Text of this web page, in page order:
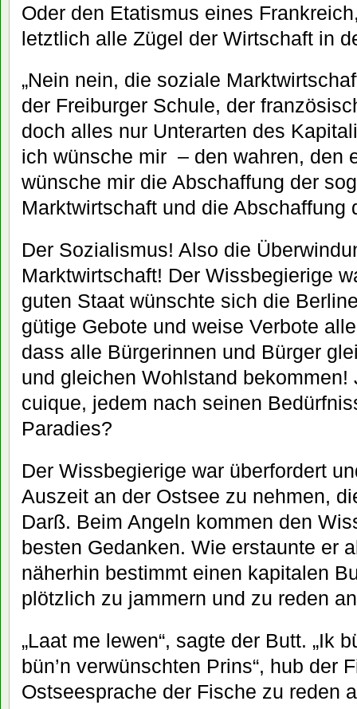
Oder den Etatismus eines
letztlich alle Zügel der Wirtschaft in
„Nein nein, die soziale
der Freiburger Schule, der
doch alles nur Unterarten des
ich wünsche mir – den wahren, den
wünsche mir die Abschaffung der
Marktwirtschaft und die Abschaffung
Der Sozialismus! Also die
Marktwirtschaft! Der Wissbegierige
guten Staat wünschte sich die
gütige Gebote und weise Verbote
dass alle Bürgerinnen und Bürger
und gleichen Wohlstand
cuique, jedem nach seinen
Paradies?
Der Wissbegierige war überfordert
Auszeit an der Ostsee zu nehmen,
Darß. Beim Angeln kommen den
besten Gedanken. Wie erstaunte er
näherhin bestimmt einen kapitalen
plötzlich zu jammern und zu reden
„Laat me lewen“, sagte der Butt. „Ik
bün’n verwünschten Prins“, hub der
Ostseesprache der Fische zu reden